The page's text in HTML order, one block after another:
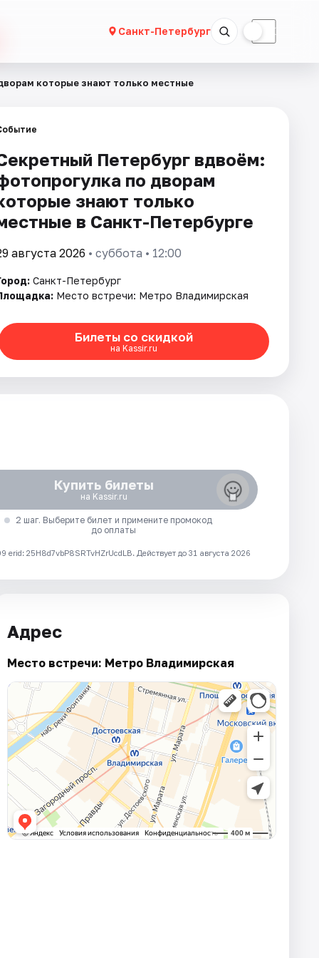
Санкт-Петербург ☾
которые знают только местные
Петербург вдвоём:
по дворам
знают только
в Санкт-Петербурге
августа 2026 • суббота • 12:00
Санкт-Петербург
Место встречи: Метро Владимирская
Билеты со скидкой
на Kassir.ru
Купить билеты
на Kassir.ru
2 шаг. Выберите билет и примените промокод
до оплаты
25H8d7vbP8SRTvHZrUcdLB. Действует до 31 августа 2026
Адрес
Место встречи: Метро Владимирская